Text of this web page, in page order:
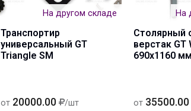
На другом складе
Транспортир
универсальный GT
Triangle SM
от 20000.00 /шт
На
Столярный
верстак GT
690x1160 мм
от 35500.00